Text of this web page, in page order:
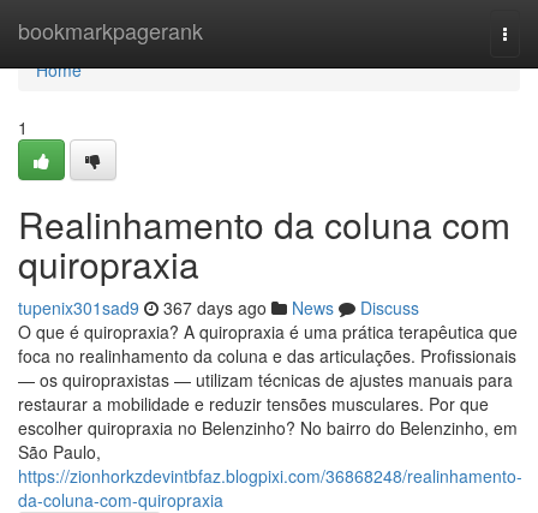
bookmarkpagerank
Home
Home
1
Realinhamento da coluna com
quiropraxia
tupenix301sad9 367 days ago News
Discuss
O que é quiropraxia? A quiropraxia é uma prática terapêutica que
foca no realinhamento da coluna e das articulações. Profissionais
— os quiropraxistas — utilizam técnicas de ajustes manuais para
restaurar a mobilidade e reduzir tensões musculares. Por que
escolher quiropraxia no Belenzinho? No bairro do Belenzinho, em
São Paulo,
https://zionhorkzdevintbfaz.blogpixi.com/36868248/realinhamento-
da-coluna-com-quiropraxia